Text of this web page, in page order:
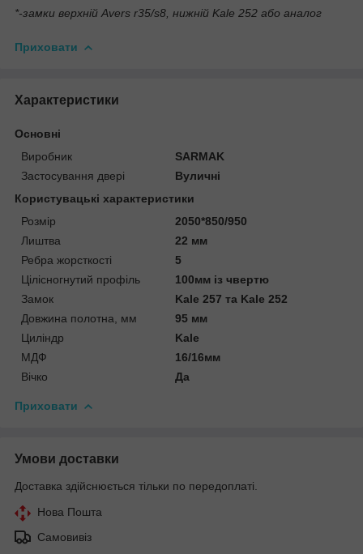
*-замки верхній Avers r35/s8, нижній Kale 252 або аналог
Приховати
Характеристики
Основні
Виробник
SARMAK
Застосування двері
Вуличні
Користувацькі характеристики
Розмір
2050*850/950
Лиштва
22 мм
Ребра жорсткості
5
Цілісногнутий профіль
100мм із чвертю
Замок
Kale 257 та Kale 252
Довжина полотна, мм
95 мм
Циліндр
Kale
МДФ
16/16мм
Вічко
Да
Приховати
Умови доставки
Доставка здійснюється тільки по передоплаті.
Нова Пошта
Самовивіз